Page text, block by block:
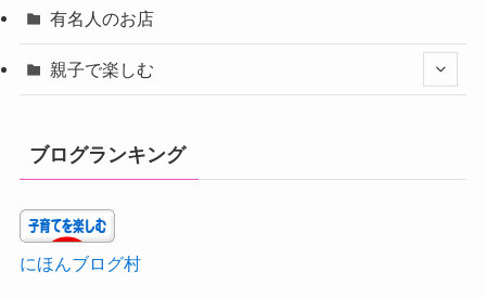
有名人のお店
親子で楽しむ
ブログランキング
にほんブログ村